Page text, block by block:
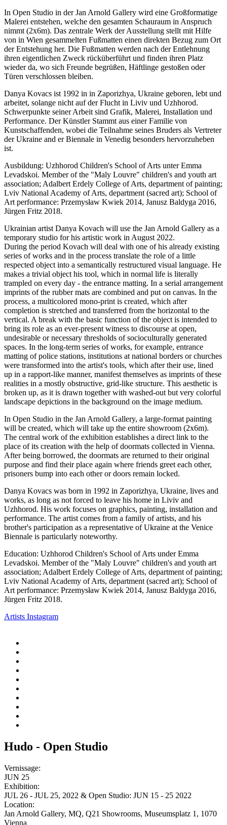
In Open Studio in der Jan Arnold Gallery wird eine Großformatige
Malerei entstehen, welche den gesamten Schauraum in Anspruch
nimmt (2x6m). Das zentrale Werk der Ausstellung stellt mit Hilfe
von in Wien gesammelten Fußmatten einen direkten Bezug zum Ort
der Entstehung her. Die Fußmatten werden nach der Entlehnung
ihren eigentlichen Zweck rücküberführt und finden ihren Platz
wieder da, wo sich Freunde begrüßen, Häftlinge gestoßen oder
Türen verschlossen bleiben.
Danya Kovacs ist 1992 in in Zaporizhya, Ukraine geboren, lebt und
arbeitet, solange nicht auf der Flucht in Liviv und Uzhhorod.
Schwerpunkte seiner Arbeit sind Grafik, Malerei, Installation und
Performance. Der Künstler Stammt aus einer Familie von
Kunstschaffenden, wobei die Teilnahme seines Bruders als Vertreter
der Ukraine and er Biennale in Venedig besonders hervorzuheben
ist.
Ausbildung: Uzhhorod Children's School of Arts unter Emma
Levadskoi. Member of the "Maly Louvre" children's and youth art
association; Adalbert Erdely College of Arts, department of painting;
Lviv National Academy of Arts, department (sacred art); School of
Art performance: Przemysław Kwiek 2014, Janusz Baldyga 2016,
Jürgen Fritz 2018.
Ukrainian artist Danya Kovach will use the Jan Arnold Gallery as a
temporary studio for his artistic work in August 2022.
During the period Kovach will deal with one of his already existing
series of works and in the process translate the role of a little
respected object into a semantically restructured visual language. He
makes a trivial object his tool, which in normal life is literally
trampled on every day - the entrance matting. In a serial arrangement
imprints of the rubber mats are combined and put on canvas. In the
process, a multicolored mono-print is created, which after
completion is stretched and transferred from the horizontal to the
vertical. A break with the basic function of the object is intended to
bring its role as an ever-present witness to discourse at open,
undesirable or necessary thresholds of socioculturally generated
spaces. In the long-term series of works, for example, entrance
matting of police stations, institutions at national borders or churches
were transformed into the artist's tools, which after their use, lined
up in a rapport-like manner, manifest themselves as imprints of these
realities in a mostly obstructive, grid-like structure. This aesthetic is
broken up, as it is drawn together with washed-out but very colorful
landscape depictions in the background on the image medium.
In Open Studio in the Jan Arnold Gallery, a large-format painting
will be created, which will take up the entire showroom (2x6m).
The central work of the exhibition establishes a direct link to the
place of its creation with the help of doormats collected in Vienna.
After being borrowed, the doormats are returned to their original
purpose and find their place again where friends greet each other,
prisoners bump into each other or doors remain locked.
Danya Kovacs was born in 1992 in Zaporizhya, Ukraine, lives and
works, as long as not forced to leave his home in Liviv and
Uzhhorod. His work focuses on graphics, painting, installation and
performance. The artist comes from a family of artists, and his
brother's participation as a representative of Ukraine at the Venice
Biennale is particularly noteworthy.
Education: Uzhhorod Children's School of Arts under Emma
Levadskoi. Member of the "Maly Louvre" children's and youth art
association; Adalbert Erdely College of Arts, department of painting;
Lviv National Academy of Arts, department (sacred art); School of
Art performance: Przemysław Kwiek 2014, Janusz Baldyga 2016,
Jürgen Fritz 2018.
Artists Instagram
Hudo - Open Studio
Vernissage:
JUN 25
Exhibition:
JUL 26 - JUL 25, 2022 & Open Studio: JUN 15 - 25 2022
Location:
Jan Arnold Gallery, MQ, Q21 Showrooms, Museumsplatz 1, 1070
Vienna